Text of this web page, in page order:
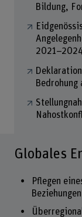
Bildung,
Globales
Pflegen
Beziehungen